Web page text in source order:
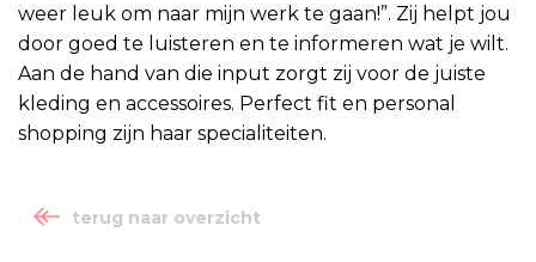
weer leuk om naar mijn werk te gaan!”. Zij helpt jou
door goed te luisteren en te informeren wat je wilt.
Aan de hand van die input zorgt zij voor de juiste
kleding en accessoires. Perfect fit en personal
shopping zijn haar specialiteiten.
terug naar overzicht